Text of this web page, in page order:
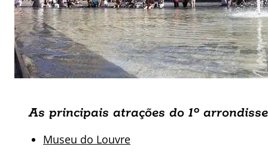
As principais atrações do 1º
Museu do Louvre